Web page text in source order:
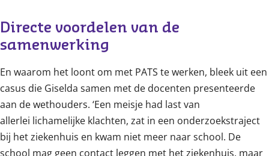
Directe voordelen van de
samenwerking
En waarom het loont om met PATS te werken, bleek uit een
casus die Giselda samen met de docenten presenteerde
aan de wethouders. ‘Een meisje had last van
allerlei lichamelijke klachten, zat in een onderzoekstraject
bij het ziekenhuis en kwam niet meer naar school. De
school mag geen contact leggen met het ziekenhuis, maar